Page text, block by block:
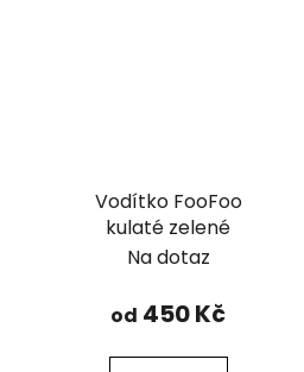
Vodítko FooFoo
kulaté zelené
Na dotaz
od 450 Kč